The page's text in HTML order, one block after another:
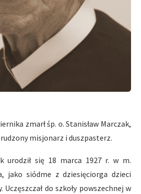
zmarł śp. o. Stanisław Marczak,
misjonarz i duszpasterz.
urodził się 18 marca 1927 r. w m.
jako siódme z dziesięciorga dzieci
do szkoły powszechnej w